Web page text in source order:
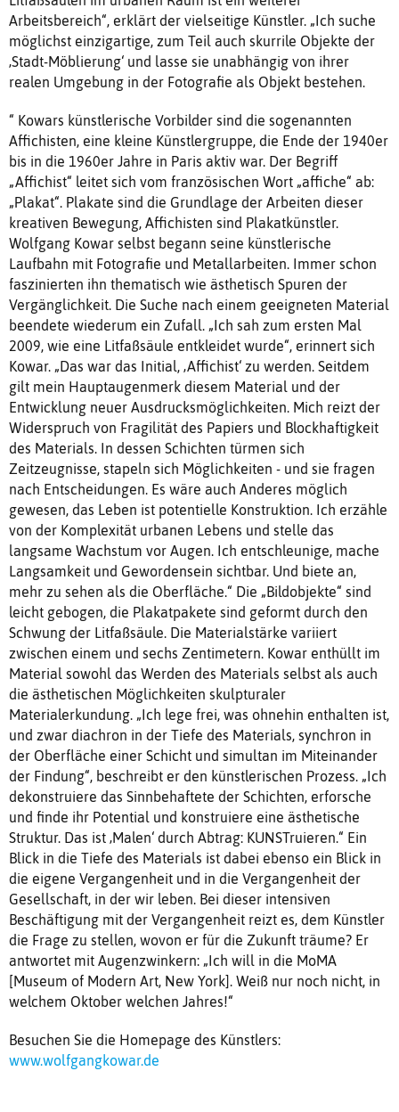
Arbeitsbereich“, erklärt der vielseitige Künstler. „Ich suche
möglichst einzigartige, zum Teil auch skurrile Objekte der
‚Stadt-Möblierung‘ und lasse sie unabhängig von ihrer
realen Umgebung in der Fotografie als Objekt bestehen.
“ Kowars künstlerische Vorbilder sind die sogenannten
Affichisten, eine kleine Künstlergruppe, die Ende der 1940er
bis in die 1960er Jahre in Paris aktiv war. Der Begriff
„Affichist“ leitet sich vom französischen Wort „affiche“ ab:
„Plakat“. Plakate sind die Grundlage der Arbeiten dieser
kreativen Bewegung, Affichisten sind Plakatkünstler.
Wolfgang Kowar selbst begann seine künstlerische
Laufbahn mit Fotografie und Metallarbeiten. Immer schon
faszinierten ihn thematisch wie ästhetisch Spuren der
Vergänglichkeit. Die Suche nach einem geeigneten Material
beendete wiederum ein Zufall. „Ich sah zum ersten Mal
2009, wie eine Litfaßsäule entkleidet wurde“, erinnert sich
Kowar. „Das war das Initial, ‚Affichist‘ zu werden. Seitdem
gilt mein Hauptaugenmerk diesem Material und der
Entwicklung neuer Ausdrucksmöglichkeiten. Mich reizt der
Widerspruch von Fragilität des Papiers und Blockhaftigkeit
des Materials. In dessen Schichten türmen sich
Zeitzeugnisse, stapeln sich Möglichkeiten - und sie fragen
nach Entscheidungen. Es wäre auch Anderes möglich
gewesen, das Leben ist potentielle Konstruktion. Ich erzähle
von der Komplexität urbanen Lebens und stelle das
langsame Wachstum vor Augen. Ich entschleunige, mache
Langsamkeit und Gewordensein sichtbar. Und biete an,
mehr zu sehen als die Oberfläche.“ Die „Bildobjekte“ sind
leicht gebogen, die Plakatpakete sind geformt durch den
Schwung der Litfaßsäule. Die Materialstärke variiert
zwischen einem und sechs Zentimetern. Kowar enthüllt im
Material sowohl das Werden des Materials selbst als auch
die ästhetischen Möglichkeiten skulpturaler
Materialerkundung. „Ich lege frei, was ohnehin enthalten ist,
und zwar diachron in der Tiefe des Materials, synchron in
der Oberfläche einer Schicht und simultan im Miteinander
der Findung“, beschreibt er den künstlerischen Prozess. „Ich
dekonstruiere das Sinnbehaftete der Schichten, erforsche
und finde ihr Potential und konstruiere eine ästhetische
Struktur. Das ist ‚Malen‘ durch Abtrag: KUNSTruieren.“ Ein
Blick in die Tiefe des Materials ist dabei ebenso ein Blick in
die eigene Vergangenheit und in die Vergangenheit der
Gesellschaft, in der wir leben. Bei dieser intensiven
Beschäftigung mit der Vergangenheit reizt es, dem Künstler
die Frage zu stellen, wovon er für die Zukunft träume? Er
antwortet mit Augenzwinkern: „Ich will in die MoMA
[Museum of Modern Art, New York]. Weiß nur noch nicht, in
welchem Oktober welchen Jahres!“
Besuchen Sie die Homepage des Künstlers:
www.wolfgangkowar.de